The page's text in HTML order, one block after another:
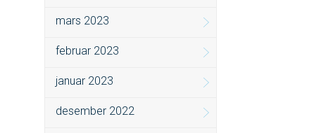
mars 2023
februar 2023
januar 2023
desember 2022